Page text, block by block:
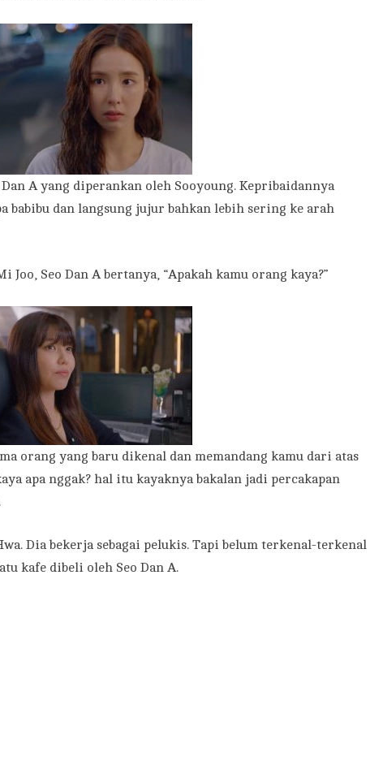
A yang diperankan oleh Sooyoung. Kepribaidannya
babibu dan langsung jujur bahkan lebih sering ke arah
Joo, Seo Dan A bertanya, “Apakah kamu orang kaya?”
orang yang baru dikenal dan memandang kamu dari atas
apa nggak? hal itu kayaknya bakalan jadi percakapan
Dia bekerja sebagai pelukis. Tapi belum terkenal-terkenal
kafe dibeli oleh Seo Dan A.